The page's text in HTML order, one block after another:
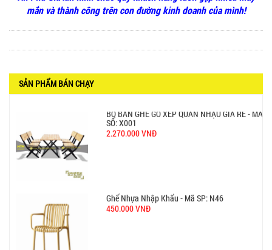
mắn và thành công trên con đường kinh doanh của mình!
SẢN PHẨM BÁN CHẠY
SỐ: X001
Ghế Nhựa Nhập Khẩu - Mã SP: N46
450.000 VNĐ
Ghế Ăn nhập khẩu ELLA - Mã SP: GNK05